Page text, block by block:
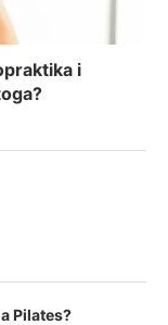
i
Pilates?